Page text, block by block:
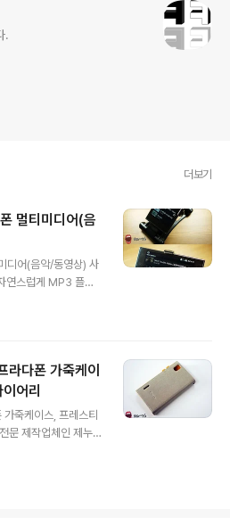
.
더보기
멀티미디어(음
디어(음악/동영상) 사
연스럽게 MP3 플레
와 PMP 만큼의 음질
다. 프라다폰의 UI는
. 이는 음악플레이어
원의 경우 마이크로S
우드 서비스, 음원
를 연결하고 MP3
다폰 가죽케이
어리
죽케이스, 프레스티
문 제작업체인 제누
고급스러움이 아닌